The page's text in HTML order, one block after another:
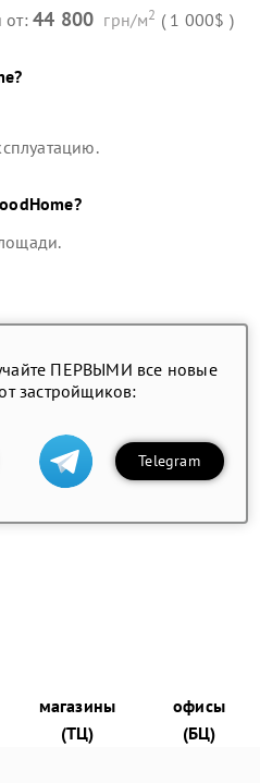
от:44 800 грн/м2 ( 1 000$ )
?
.
?
.
ПЕРВЫМИ все новые
застройщиков:
Telegram
магазины
(ТЦ)
офисы
(БЦ)